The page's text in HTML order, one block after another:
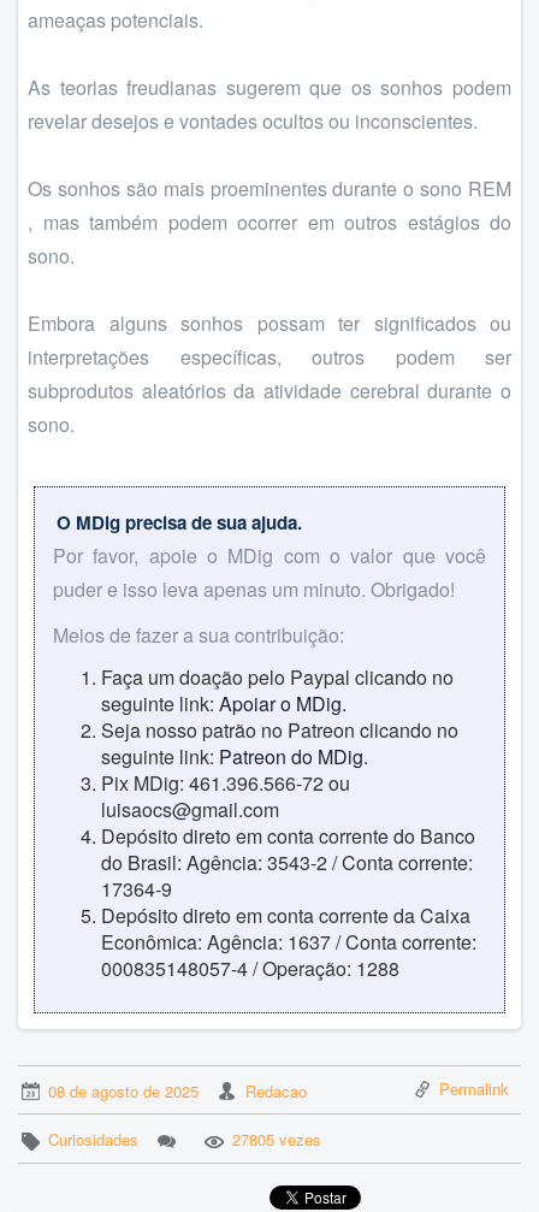
ameaças potenciais.
As teorias freudianas sugerem que os sonhos podem
revelar desejos e vontades ocultos ou inconscientes.
Os sonhos são mais proeminentes durante o sono REM
, mas também podem ocorrer em outros estágios do
sono.
Embora alguns sonhos possam ter significados ou
interpretações específicas, outros podem ser
subprodutos aleatórios da atividade cerebral durante o
sono.
O MDig precisa de sua ajuda.
Por favor, apoie o MDig com o valor que você
puder e isso leva apenas um minuto. Obrigado!
Meios de fazer a sua contribuição:
Faça um doação pelo Paypal clicando no
seguinte link: Apoiar o MDig.
Seja nosso patrão no Patreon clicando no
seguinte link: Patreon do MDig.
Pix MDig: 461.396.566-72 ou
luisaocs@gmail.com
Depósito direto em conta corrente do Banco
do Brasil: Agência: 3543-2 / Conta corrente:
17364-9
Depósito direto em conta corrente da Caixa
Econômica: Agência: 1637 / Conta corrente:
000835148057-4 / Operação: 1288
08 de agosto de 2025 Redacao Permalink
Curiosidades 27805 vezes